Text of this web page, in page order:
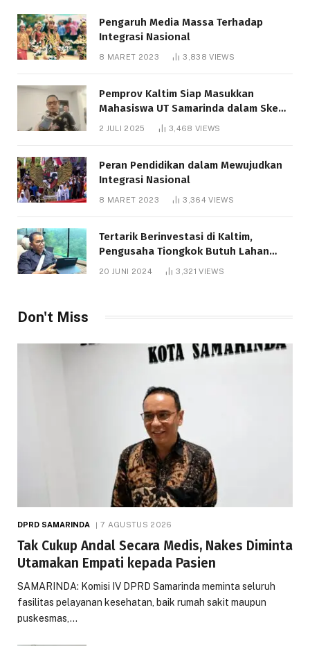
Pengaruh Media Massa Terhadap
Integrasi Nasional
8 MARET 2023 3,838VIEWS
Pemprov Kaltim Siap Masukkan
Mahasiswa UT Samarinda dalam Skema
Bantuan Pendidikan Gratispol
2 JULI 2025 3,468 VIEWS
Peran Pendidikan dalam Mewujudkan
Integrasi Nasional
8 MARET 2023 3,364VIEWS
Tertarik Berinvestasi di Kaltim,
Pengusaha Tiongkok Butuh Lahan
20 JUNI 2024 3,321VIEWS
Don't Miss
DPRD SAMARINDA 7 AGUSTUS 2026
Tak Cukup Andal Secara Medis, Nakes Diminta
Utamakan Empati kepada Pasien
SAMARINDA: Komisi IV DPRD Samarinda meminta seluruh
fasilitas pelayanan kesehatan, baik rumah sakit maupun
puskesmas,…